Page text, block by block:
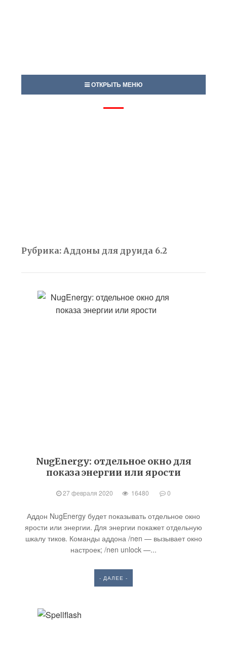
ОТКРЫТЬ МЕНЮ
Рубрика:Аддоны для друида 6.2
NugEnergy: отдельное окно для
показа энергии или ярости
27 февраля 2020 16480 0
Аддон NugEnergy будет показывать отдельное окно
ярости или энергии. Для энергии покажет отдельную
шкалу тиков. Команды аддона /nen — вызывает окно
настроек; /nen unlock —...
- ДАЛЕЕ -